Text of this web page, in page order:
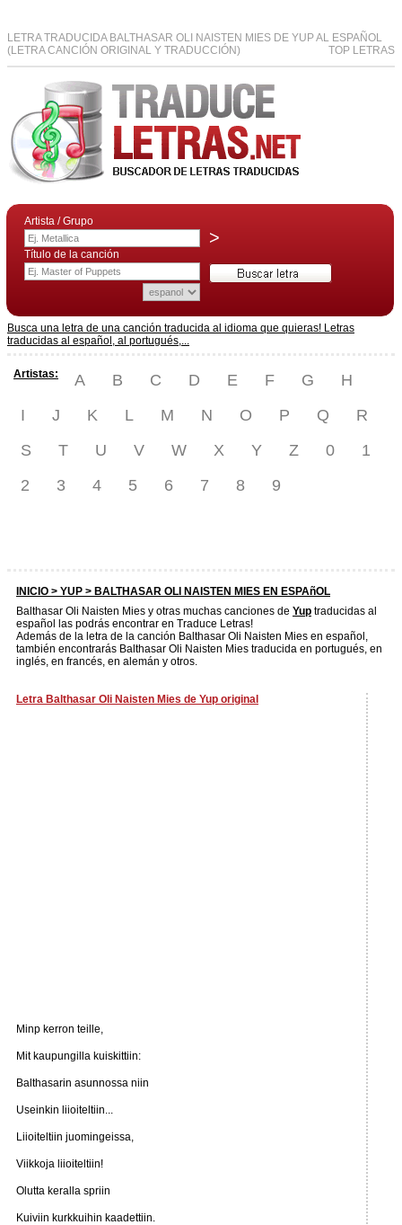
LETRA TRADUCIDA BALTHASAR OLI NAISTEN MIES DE YUP AL ESPAÑOL
(LETRA CANCIÓN ORIGINAL Y TRADUCCIÓN)
TOP LETRAS
Artista / Grupo
>
Título de la canción
Busca una letra de una canción traducida al idioma que quieras! Letras
traducidas al español, al portugués,...
Artistas: A B C D E F G
H
I
J K L M N O P Q
R
S
T U V W X Y Z 0
1
2
3 4 5 6 7 8 9
INICIO > YUP > BALTHASAR OLI NAISTEN MIES EN ESPAñOL
Balthasar Oli Naisten Mies y otras muchas canciones de Yup traducidas al
español las podrás encontrar en Traduce Letras!
Además de la letra de la canción Balthasar Oli Naisten Mies en español,
también encontrarás Balthasar Oli Naisten Mies traducida en portugués, en
inglés, en francés, en alemán y otros.
Letra Balthasar Oli Naisten Mies de Yup original
Minp kerron teille,
Mit kaupungilla kuiskittiin:
Balthasarin asunnossa niin
Useinkin liioiteltiin...
Liioiteltiin juomingeissa,
Viikkoja liioiteltiin!
Olutta keralla spriin
Kuiviin kurkkuihin kaadettiin.